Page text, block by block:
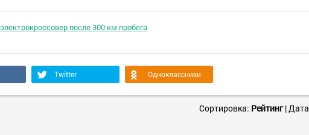
после 300 км пробега
Twitter Одноклассники
Сортировка: Рейтинг|Дата